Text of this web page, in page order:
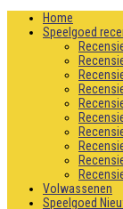
Home
Speelgoed
Volwassenen
Speelgoed